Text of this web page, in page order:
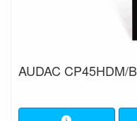
AUDAC CP45HDM/